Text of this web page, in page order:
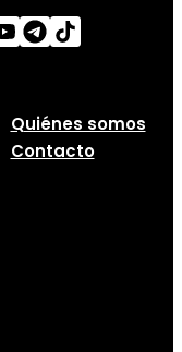
Quiénes somos
Contacto